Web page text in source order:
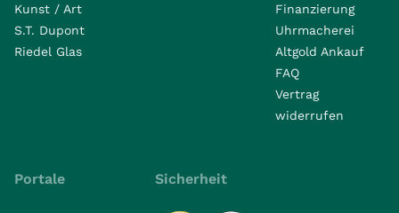
Kunst / Art
S.T. Dupont
Riedel Glas
Finanzierung
Uhrmacherei
Altgold Ankauf
FAQ
Vertrag
widerrufen
Portale Sicherheit